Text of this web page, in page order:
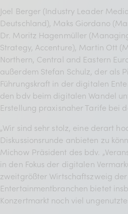
Joel Berger (Industry Leader
Deutschland), Maks Giordano
Dr. Moritz Hagenmüller
Strategy, Accenture), Martin Ott
Northern, Central and Eastern
außerdem Stefan Schulz, der als
Führungskraft in der digitalen
den bdv beim digitalen Wandel
Erstellung praxisnaher Tarife bei
„Wir sind sehr stolz, eine derart
Diskussionsrunde anbieten zu
Michow Präsident des bdv.
in den Fokus der digitalen
zweitgrößter Wirtschaftszweig
Entertainmentbranchen bietet
Konzertmarkt noch viel
BDKV Academy
Juristische
Services
Geldwerte Vorteile
Rabatte
BDKV Female Voice